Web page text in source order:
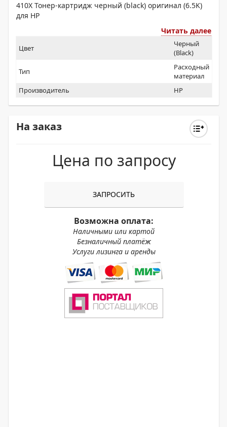
410X Тонер-картридж черный (black) оригинал (6.5K)
для HP
Читать далее
Цвет
Черный
(Black)
Тип
Расходный
материал
Производитель
HP
На заказ
Цена по запросу
ЗАПРОСИТЬ
Возможна оплата:
Наличными или картой
Безналичный платёж
Услуги лизинга и аренды